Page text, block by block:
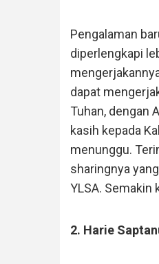
Pengalaman
diperlengkapi
dapat
Tuhan, dengan
kasih kepada
menunggu.
sharingnya
YLSA. Semakin
2. Harie